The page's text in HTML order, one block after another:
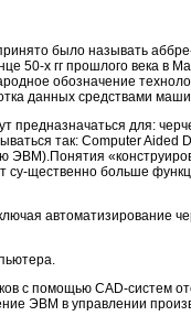
было называть
х гг прошлого века в
обозначение
данных средствами
для:
так: Computer Aided
щественно больше
автоматизирование
с помощью CAD-систем
ЭВМ в управлении